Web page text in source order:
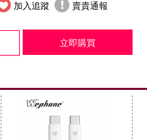
加入追蹤 賣貴通報
立即購買